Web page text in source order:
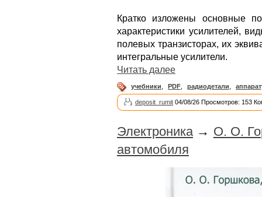
Кратко изложены основные
характеристики усилителей,
полевых транзисторах, их
интегральные усилители.
Читать далее
учебники PDF радиодетали
deposit_rumit 04/08/26 Просмотров: 153
Электроника→ О. О.
автомобиля